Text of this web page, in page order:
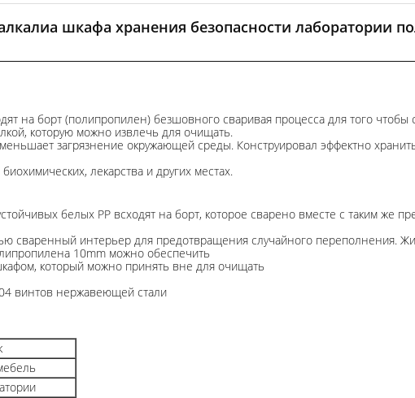
шкафа хранения безопасности лаборатории
на борт (полипропилен) безшовного сваривая процесса для того
которую можно извлечь для очищать.
загрязнение окружающей среды. Конструировал эффектно
лекарства и других местах.
белых PP всходят на борт, которое сварено вместе с таким же
сваренный интерьер для предотвращения случайного переполнения.
10mm можно обеспечить
который можно принять вне для очищать
винтов нержавеющей стали